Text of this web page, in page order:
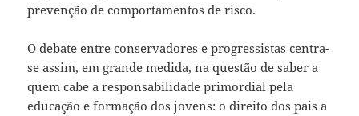
prevenção de comportamentos de risco.
O debate entre conservadores e progressistas centra-
se assim, em grande medida, na questão de saber a
quem cabe a responsabilidade primordial pela
educação e formação dos jovens: o direito dos pais a